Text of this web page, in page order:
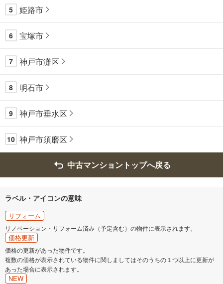
5 姫路市
6 宝塚市
7 神戸市灘区
8 明石市
9 神戸市垂水区
10 神戸市須磨区
中古マンショントップへ戻る
ラベル・アイコンの意味
リフォーム
リノベーション・リフォーム済み（予定含む）の物件に表示されます。
価格更新
価格の更新があった物件です。
複数の価格が表示されている物件に関しましてはそのうちの１つ以上に更新が
あった場合に表示されます。
NEW